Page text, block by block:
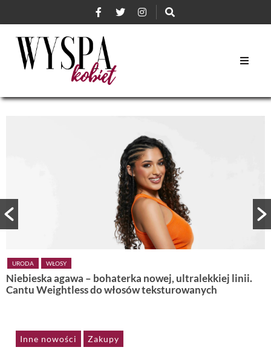
URODA WŁOSY
Niebieska agawa – bohaterka nowej, ultralekkiej linii.
Cantu Weightless do włosów teksturowanych
Inne nowości Zakupy